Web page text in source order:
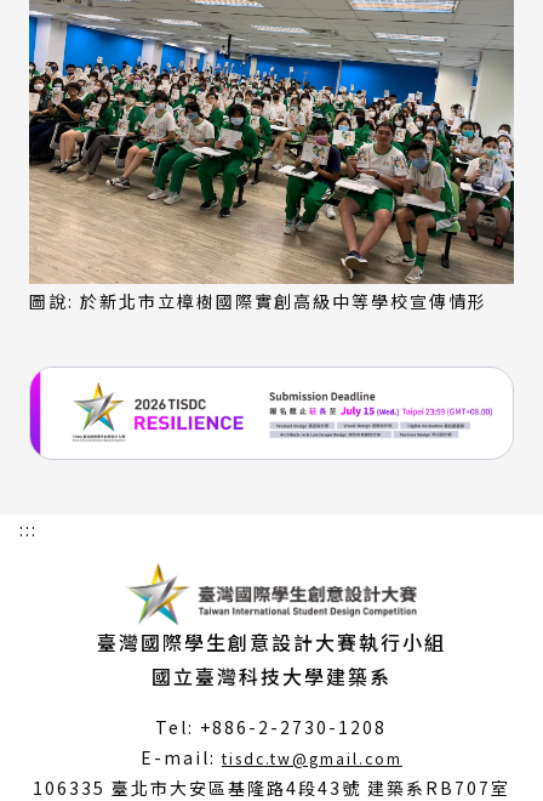
圖說: 於新北市立樟樹國際實創高級中等學校宣傳情形
:::
臺灣國際學生創意設計大賽執行小組
國立臺灣科技大學建築系
Tel: +886-2-2730-1208
E-mail:tisdc.tw@gmail.com
開
106335 臺北市大安區基隆路4段43號 建築系RB707室